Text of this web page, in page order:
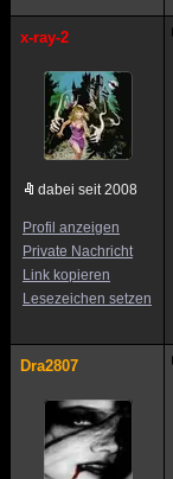
x-ray-2
dabei seit 2008
Profil anzeigen
Private Nachricht
Link kopieren
Lesezeichen setzen
Dra2807